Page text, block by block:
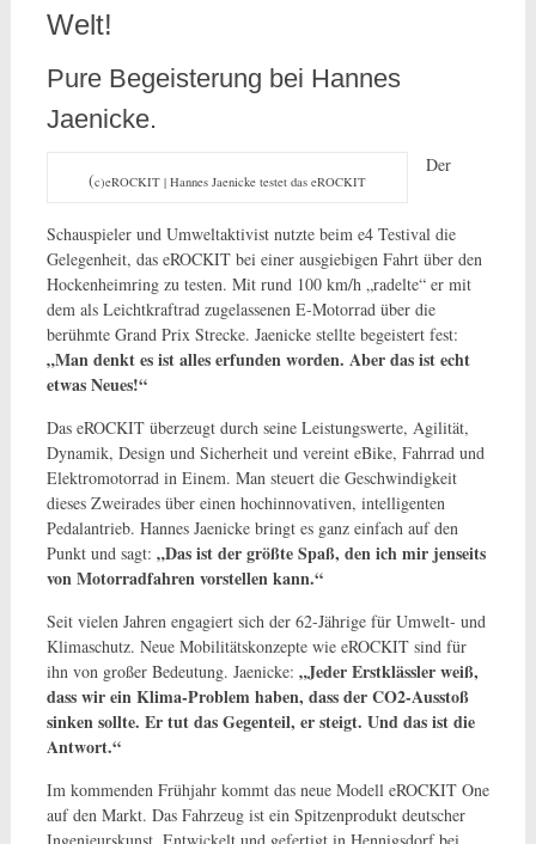
Welt!
Pure Begeisterung bei Hannes
Jaenicke.
(c)eROCKIT | Hannes Jaenicke testet das eROCKIT
Der
Schauspieler und Umweltaktivist nutzte beim e4 Testival die
Gelegenheit, das eROCKIT bei einer ausgiebigen Fahrt über den
Hockenheimring zu testen. Mit rund 100 km/h „radelte“ er mit
dem als Leichtkraftrad zugelassenen E-Motorrad über die
berühmte Grand Prix Strecke. Jaenicke stellte begeistert fest:
„Man denkt es ist alles erfunden worden. Aber das ist echt
etwas Neues!“
Das eROCKIT überzeugt durch seine Leistungswerte, Agilität,
Dynamik, Design und Sicherheit und vereint eBike, Fahrrad und
Elektromotorrad in Einem. Man steuert die Geschwindigkeit
dieses Zweirades über einen hochinnovativen, intelligenten
Pedalantrieb. Hannes Jaenicke bringt es ganz einfach auf den
Punkt und sagt: „Das ist der größte Spaß, den ich mir jenseits
von Motorradfahren vorstellen kann.“
Seit vielen Jahren engagiert sich der 62-Jährige für Umwelt- und
Klimaschutz. Neue Mobilitätskonzepte wie eROCKIT sind für
ihn von großer Bedeutung. Jaenicke: „Jeder Erstklässler weiß,
dass wir ein Klima-Problem haben, dass der CO2-Ausstoß
sinken sollte. Er tut das Gegenteil, er steigt. Und das ist die
Antwort.“
Im kommenden Frühjahr kommt das neue Modell eROCKIT One
auf den Markt. Das Fahrzeug ist ein Spitzenprodukt deutscher